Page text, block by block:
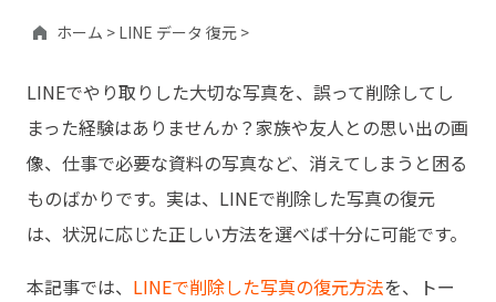
ホーム > LINE データ 復元 >
LINEでやり取りした大切な写真を、誤って削除してし
まった経験はありませんか？家族や友人との思い出の画
像、仕事で必要な資料の写真など、消えてしまうと困る
ものばかりです。実は、LINEで削除した写真の復元
は、状況に応じた正しい方法を選べば十分に可能です。
本記事では、 LINEで削除した写真の復元方法を、トー